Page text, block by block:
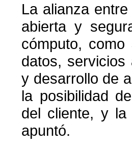
La alianza
abierta y
cómputo, como
datos, servicios
y desarrollo de
la posibilidad
del cliente, y la
apuntó.